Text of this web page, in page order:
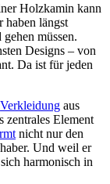
Holzkamin kann
haben längst
müssen.
Designs – von
Da ist für jeden
Verkleidung aus
zentrales Element
nicht nur den
Und weil er
harmonisch in